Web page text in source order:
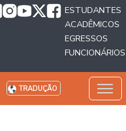
ESTUDANTES
ACADÊMICOS
EGRESSOS
FUNCIONÁRIOS
TRADUÇÃO